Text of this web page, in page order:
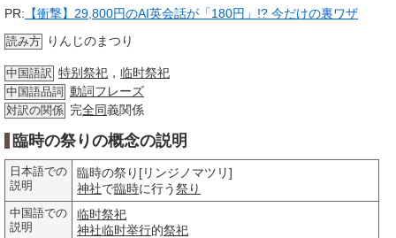
PR: 【衝撃】29,800円のAI英会話が「180円」!? 今だけの裏ワザ
読み方 りんじのまつり
中国語訳 特别祭祀 ， 临时祭祀
中国語品詞 動詞フレーズ
対訳の関係 完全同義関係
臨時の祭りの概念の説明
日本語での
説明
臨時の祭り[リンジノマツリ]
神社で臨時に行う祭り
中国語での
説明
临时祭祀
神社临时举行的祭祀